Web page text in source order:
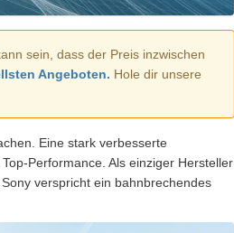
sein, dass der Preis inzwischen
Angeboten. Hole dir unsere
Eine stark verbesserte
Performance. Als einziger Hersteller
verspricht ein bahnbrechendes